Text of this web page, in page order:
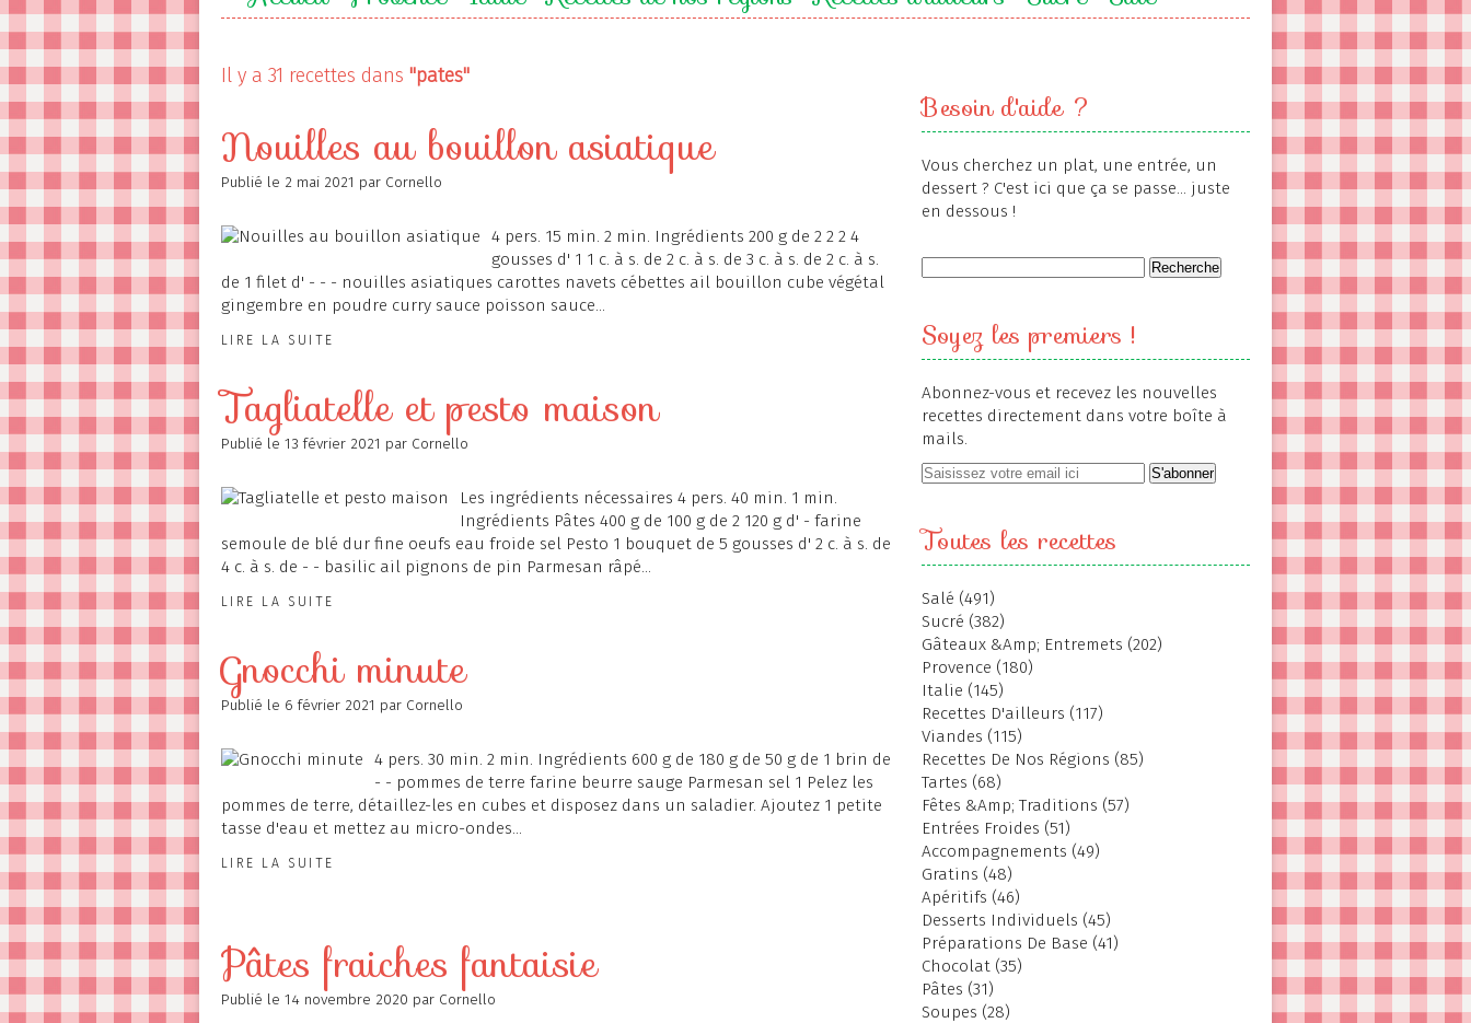
Il y a 31 recettes dans "pates"
Nouilles au bouillon asiatique
Publié le 2 mai 2021 par Cornello
4 pers. 15 min. 2 min. Ingrédients 200 g de 2 2 2 4
gousses d' 1 1 c. à s. de 2 c. à s. de 3 c. à s. de 2 c. à s.
de 1 filet d' - - - nouilles asiatiques carottes navets cébettes ail bouillon cube végétal
gingembre en poudre curry sauce poisson sauce...
LIRE LA SUITE
Tagliatelle et pesto maison
Publié le 13 février 2021 par Cornello
Les ingrédients nécessaires 4 pers. 40 min. 1 min.
Ingrédients Pâtes 400 g de 100 g de 2 120 g d' - farine
semoule de blé dur fine oeufs eau froide sel Pesto 1 bouquet de 5 gousses d' 2 c. à s. de
4 c. à s. de - - basilic ail pignons de pin Parmesan râpé...
LIRE LA SUITE
Gnocchi minute
Publié le 6 février 2021 par Cornello
4 pers. 30 min. 2 min. Ingrédients 600 g de 180 g de 50 g de 1 brin de
- - pommes de terre farine beurre sauge Parmesan sel 1 Pelez les
pommes de terre, détaillez-les en cubes et disposez dans un saladier. Ajoutez 1 petite
tasse d'eau et mettez au micro-ondes...
LIRE LA SUITE
Pâtes fraiches fantaisie
Publié le 14 novembre 2020 par Cornello
Besoin d'aide ?
Vous cherchez un plat, une entrée, un
dessert ? C'est ici que ça se passe... juste
en dessous !
Soyez les premiers !
Abonnez-vous et recevez les nouvelles
recettes directement dans votre boîte à
mails.
Toutes les recettes
Salé (491)
Sucré (382)
Gâteaux &Amp; Entremets (202)
Provence (180)
Italie (145)
Recettes D'ailleurs (117)
Viandes (115)
Recettes De Nos Régions (85)
Tartes (68)
Fêtes &Amp; Traditions (57)
Entrées Froides (51)
Accompagnements (49)
Gratins (48)
Apéritifs (46)
Desserts Individuels (45)
Préparations De Base (41)
Chocolat (35)
Pâtes (31)
Soupes (28)